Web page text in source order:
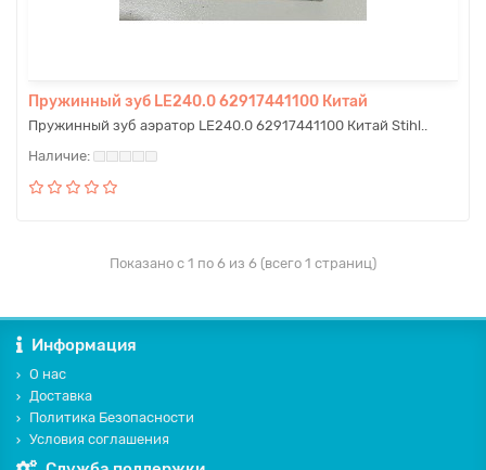
Пружинный зуб LE240.0 62917441100 Китай
Пружинный зуб аэратор LE240.0 62917441100 Китай Stihl..
Показано с 1 по 6 из 6 (всего 1 страниц)
Информация
О нас
Доставка
Политика Безопасности
Условия соглашения